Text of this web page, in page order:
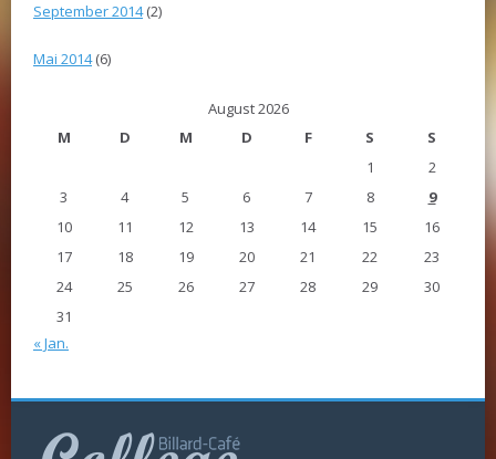
September 2014(2)
Mai 2014(6)
August 2026
M
D M D F S
S
1
2
3
4 5 6 7 8
9
10
11 12 13 14 15
16
17
18 19 20 21 22
23
24
25 26 27 28 29
30
31
« Jan.